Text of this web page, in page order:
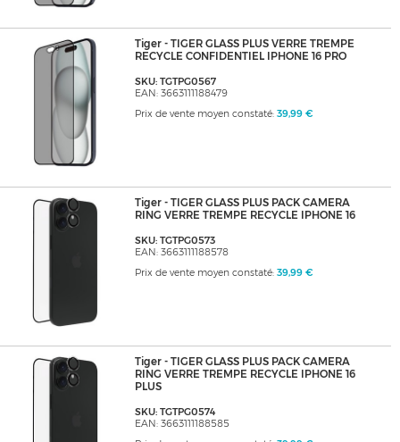
Tiger - TIGER GLASS PLUS VERRE TREMPE
RECYCLE CONFIDENTIEL IPHONE 16 PRO
SKU: TGTPG0567
EAN: 3663111188479
Prix de vente moyen constaté: 39,99 €
Tiger - TIGER GLASS PLUS PACK CAMERA
RING VERRE TREMPE RECYCLE IPHONE 16
SKU: TGTPG0573
EAN: 3663111188578
Prix de vente moyen constaté: 39,99 €
Tiger - TIGER GLASS PLUS PACK CAMERA
RING VERRE TREMPE RECYCLE IPHONE 16
PLUS
SKU: TGTPG0574
EAN: 3663111188585